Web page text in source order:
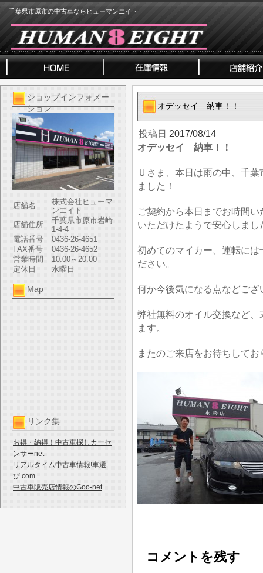
千葉県市原市の中古車ならヒューマンエイト
ショップインフォメー
ション
店舗名
株式会社ヒューマ
ンエイト
店舗住所
千葉県市原市岩崎
1-4-4
電話番号
0436-26-4651
FAX番号
0436-26-4652
営業時間
10:00～20:00
定休日
水曜日
Map
リンク集
お得・納得！中古車探しカーセ
ンサーnet
リアルタイム中古車情報!車選
び.com
中古車販売店情報のGoo-net
オデッセイ 納車！！
投稿日 2017/08/14
オデッセイ 納車！！
Ｕさま、本日は雨の中、千
ました！
ご契約から本日までお時間
いただけたようで安心しまし
初めてのマイカー、運転に
ださい。
何か今後気になる点などご
弊社無料のオイル交換など
ます。
またのご来店をお待ちしてお
コメントを残す